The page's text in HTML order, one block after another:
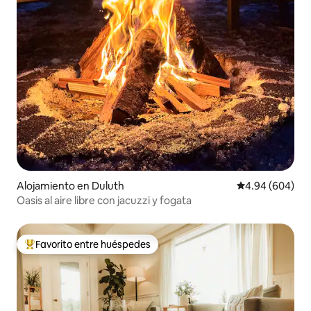
Alojamiento en Duluth Calificación
4.94 (604)
Oasis al aire libre con jacuzzi y fogata
Favorito entre huéspedes preferido
Favorito entre huéspedes